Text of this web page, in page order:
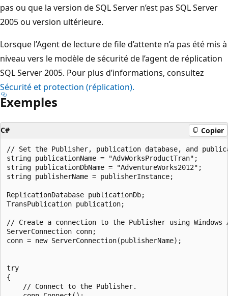
pas ou que la version de SQL Server n’est pas SQL Server
2005 ou version ultérieure.
Lorsque l’Agent de lecture de file d’attente n’a pas été mis à
niveau vers le modèle de sécurité de l’agent de réplication
SQL Server 2005. Pour plus d’informations, consultez
Sécurité et protection (réplication).
Exemples
C# Copier
// Set the Publisher, publication database, and
string publicationName = "AdvWorksProductTran";
string publicationDbName = "AdventureWorks2012";
string publisherName = publisherInstance;
ReplicationDatabase publicationDb;
TransPublication publication;
// Create a connection to the Publisher using Windows
ServerConnection conn;
conn = new ServerConnection(publisherName);
try
{
    // Connect to the Publisher.